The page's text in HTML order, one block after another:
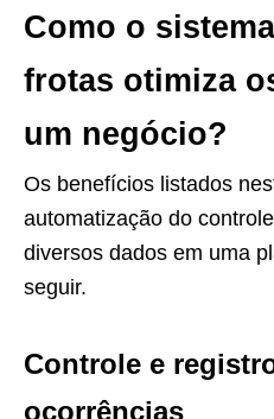
Como o
frotas otimiza
um negócio?
Os benefícios listados
automatização do
diversos dados em uma
seguir.
Controle e
ocorrências